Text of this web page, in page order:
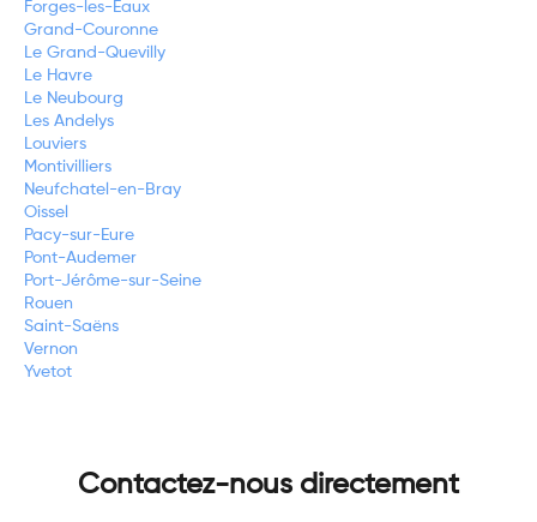
Forges-les-Eaux
Grand-Couronne
Le Grand-Quevilly
Le Havre
Le Neubourg
Les Andelys
Louviers
Montivilliers
Neufchatel-en-Bray
Oissel
Pacy-sur-Eure
Pont-Audemer
Port-Jérôme-sur-Seine
Rouen
Saint-Saëns
Vernon
Yvetot
Contactez-nous directement